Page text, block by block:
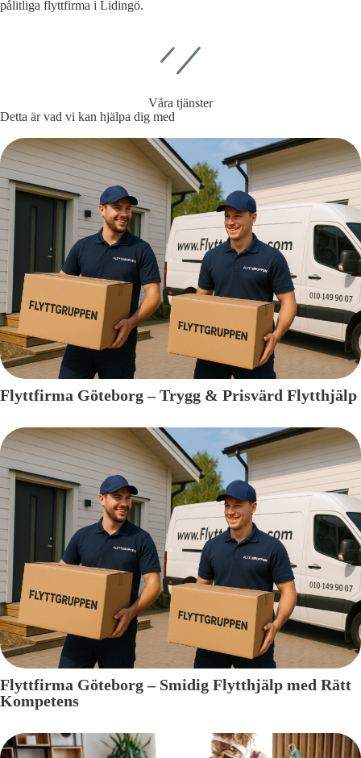
pålitliga flyttfirma i Lidingö.
Våra tjänster
Detta är vad vi kan hjälpa dig med
Flyttfirma Göteborg – Trygg & Prisvärd Flytthjälp
Flyttfirma Göteborg – Smidig Flytthjälp med Rätt
Kompetens